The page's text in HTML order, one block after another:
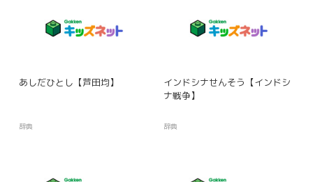
あしだひとし【芦田均】
辞典
インドシナせんそう【インドシ
ナ戦争】
辞典